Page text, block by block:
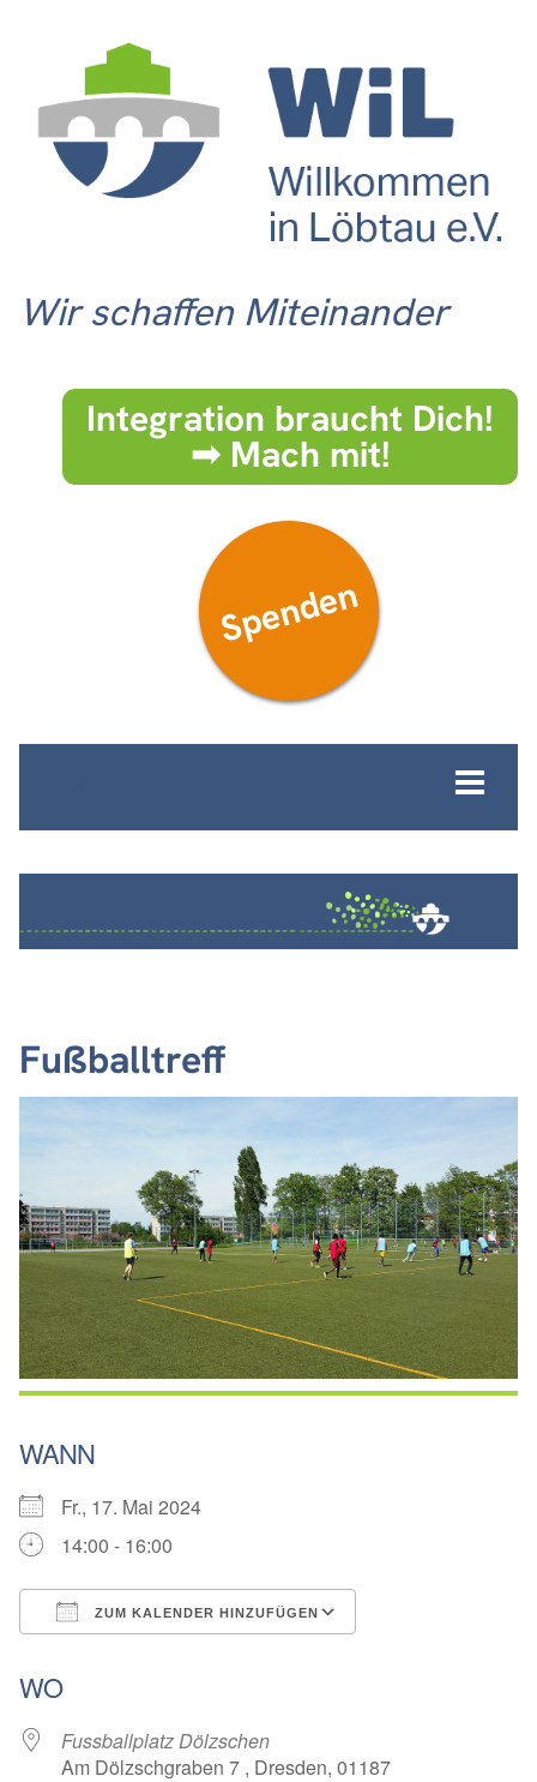
Wir schaffen Miteinander
Integration braucht Dich!
➟ Mach mit!
Spenden
Fußballtreff
WANN
Fr., 17. Mai 2024
14:00 - 16:00
ZUM KALENDER HINZUFÜGEN
WO
Fussballplatz Dölzschen
Am Dölzschgraben 7 , Dresden, 01187